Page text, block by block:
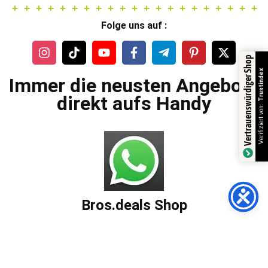
Folge uns auf :
Immer die neusten Angebote
direkt aufs Handy
Bros.deals Shop
Vertrauenswürdiger ShopVerifiziert von:
Trustindex